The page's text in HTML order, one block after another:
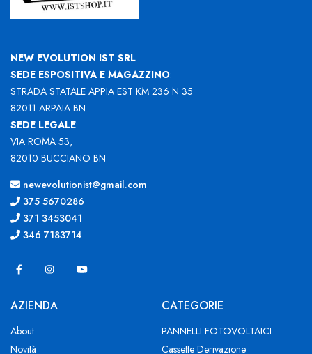
NEW EVOLUTION IST SRL
SEDE ESPOSITIVA E MAGAZZINO:
STRADA STATALE APPIA EST KM 236 N 35
82011 ARPAIA BN
SEDE LEGALE:
VIA ROMA 53,
82010 BUCCIANO BN
newevolutionist@gmail.com
375 5670286
371 3453041
346 7183714
AZIENDA
About
Novità
CATEGORIE
PANNELLI FOTOVOLTAICI
Cassette Derivazione